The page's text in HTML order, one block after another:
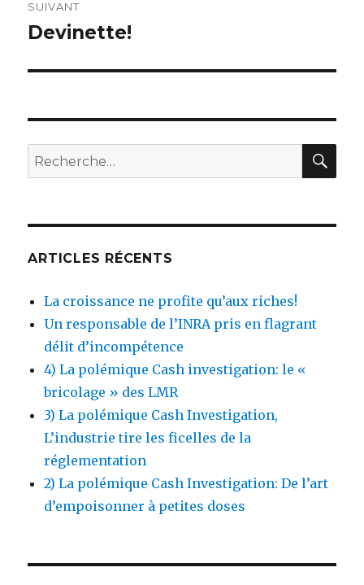
SUIVANT
Article
Devinette!
Recherche
pour
ARTICLES RÉCENTS
La croissance ne profite qu’aux riches!
Un responsable de l’INRA pris en flagrant
délit d’incompétence
4) La polémique Cash investigation: le «
bricolage » des LMR
3) La polémique Cash Investigation,
L’industrie tire les ficelles de la
réglementation
2) La polémique Cash Investigation: De l’art
d’empoisonner à petites doses